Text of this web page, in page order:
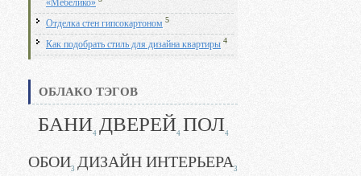
«Мебелико»
Отделка стен гипсокартоном 5
Как подобрать стиль для дизайна квартиры 4
ОБЛАКО ТЭГОВ
БАНИ4 ДВЕРЕЙ4 ПОЛ4
ОБОИ3 ДИЗАЙН ИНТЕРЬЕРА3